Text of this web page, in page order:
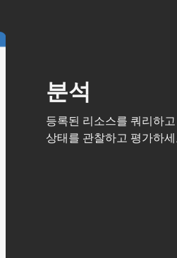
분석
등록된 리소스를 쿼리하
상태를 관찰하고 평가하